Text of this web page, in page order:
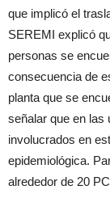
que implicó el
SEREMI explicó
personas se
consecuencia de
planta que se
señalar que en las
involucrados en
epidemiológica.
alrededor de 20